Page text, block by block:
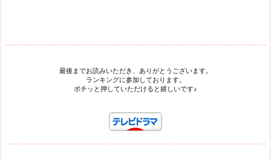
最後までお読みいただき、ありがとうございます。
ランキングに参加しております。
ポチッと押していただけると嬉しいです♪